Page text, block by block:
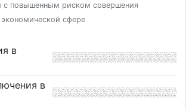
с повышенным риском совершения
сфере
в
в